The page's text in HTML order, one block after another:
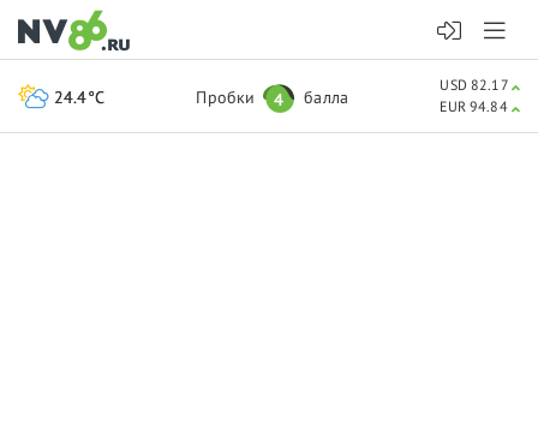
24.4°C Пробки 4 балла
USD 82.17
EUR 94.84